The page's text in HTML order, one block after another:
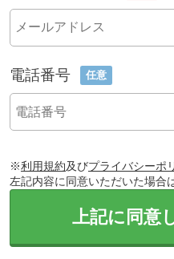
電話番号 任意
※利用規約及びプライバシーポ
左記内容に同意いただいた場合
上記に同意